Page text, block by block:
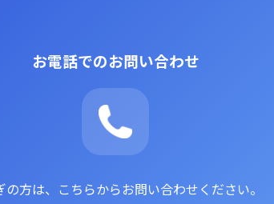
お電話でのお問い合わせ
の方は、こちらからお問い合わせください。